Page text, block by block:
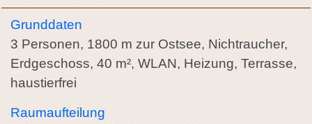
Grunddaten
3 Personen, 1800 m zur Ostsee, Nichtraucher,
Erdgeschoss, 40 m², WLAN, Heizung, Terrasse,
haustierfrei
Raumaufteilung